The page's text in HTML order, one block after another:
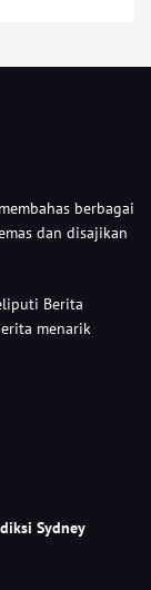
berbagai
dan disajikan
Berita
menarik
Sydney